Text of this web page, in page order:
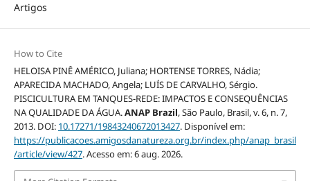
Artigos
How to Cite
HELOISA PINÊ AMÉRICO, Juliana; HORTENSE TORRES, Nádia;
APARECIDA MACHADO, Angela; LUÍS DE CARVALHO, Sérgio.
PISCICULTURA EM TANQUES-REDE: IMPACTOS E CONSEQUÊNCIAS
NA QUALIDADE DA ÁGUA.ANAP Brazil, São Paulo, Brasil, v. 6, n. 7,
2013. DOI: 10.17271/19843240672013427. Disponível em:
https://publicacoes.amigosdanatureza.org.br/index.php/anap_brasil
/article/view/427. Acesso em: 6 aug. 2026.